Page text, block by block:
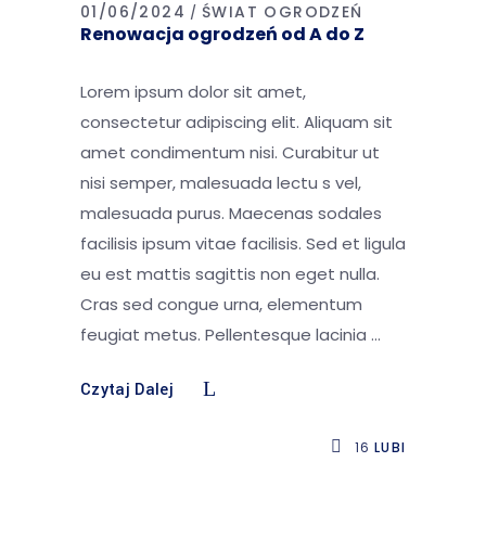
01/06/2024 ŚWIAT OGRODZEŃ
Renowacja ogrodzeń od A do Z
Lorem ipsum dolor sit amet,
consectetur adipiscing elit. Aliquam sit
amet condimentum nisi. Curabitur ut
nisi semper, malesuada lectu s vel,
malesuada purus. Maecenas sodales
facilisis ipsum vitae facilisis. Sed et ligula
eu est mattis sagittis non eget nulla.
Cras sed congue urna, elementum
feugiat metus. Pellentesque lacinia
Czytaj Dalej
16 LUBI